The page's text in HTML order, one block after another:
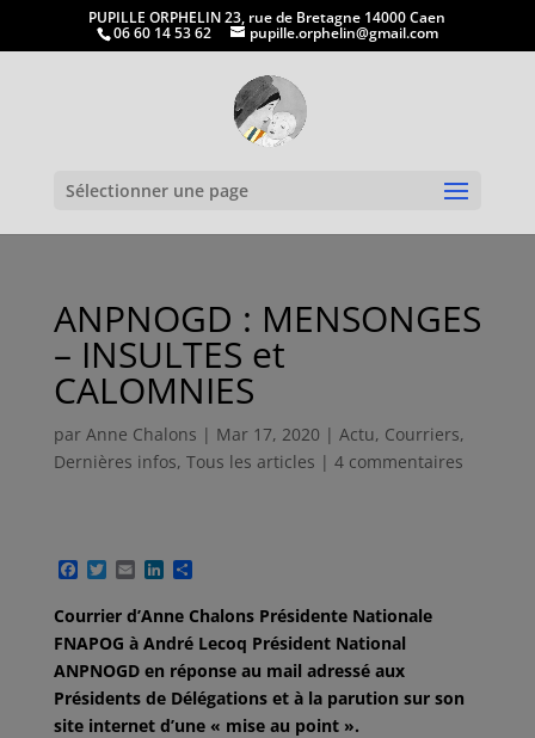
PUPILLE ORPHELIN 23, rue de Bretagne 14000 Caen
06 60 14 53 62 pupille.orphelin@gmail.com
Sélectionner une page
ANPNOGD : MENSONGES
– INSULTES et
CALOMNIES
par Anne Chalons | Mar 17, 2020 | Actu, Courriers,
Dernières infos, Tous les articles | 4 commentaires
F
c
e
b
o
o
k
T
i
t
t
e
r
E
a
i
l
L
n
k
e
d
I
n
P
r
t
a
g
e
r
Courrier d’Anne Chalons Présidente Nationale
FNAPOG à André Lecoq Président National
ANPNOGD en réponse au mail adressé aux
Présidents de Délégations et à la parution sur son
site internet d’une « mise au point ».